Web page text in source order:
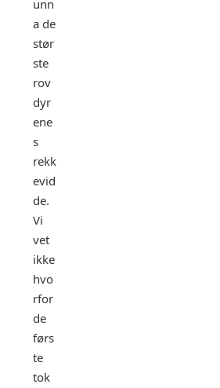
unn
a de
stør
ste
rov
dyr
ene
s
rekk
evid
de.
Vi
vet
ikke
hvo
rfor
de
førs
te
tok